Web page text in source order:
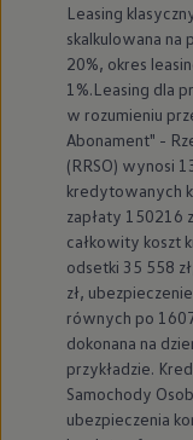
Leasing
skalkulowana
20%, okres
1%.Leasing dla
w rozumieniu
Abonament" -
(RRSO) wynosi
kredytowanych
zapłaty 150216
całkowity koszt
odsetki 35 558
zł,
równych po
dokonana na
przykładzie.
Samochody
ubezpieczenia